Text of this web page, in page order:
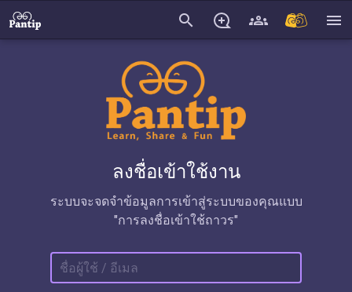
search menu
ลงชื่อเข้าใช้งาน
ระบบจะจดจำข้อมูลการเข้าสู่ระบบของคุณแบบ
"การลงชื่อเข้าใช้ถาวร"